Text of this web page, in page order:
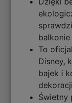
To
Disney,
bajek i
Świetny